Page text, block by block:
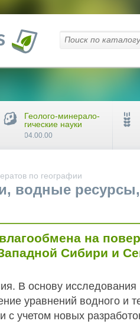
по географии
водные
на
Сибири и
В основу
уравнений водного и
с учетом новых
Геолого-минерало-
гические науки
04.00.00